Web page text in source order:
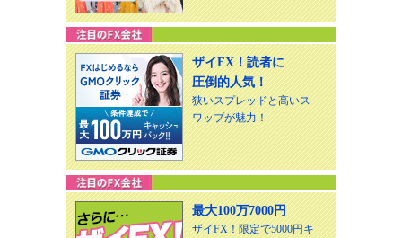
ザイFX！読者に
圧倒的人気！
狭いスプレッドと高いス
ワップが魅力！
最大100万7000円
ザイFX！限定で5000円キ